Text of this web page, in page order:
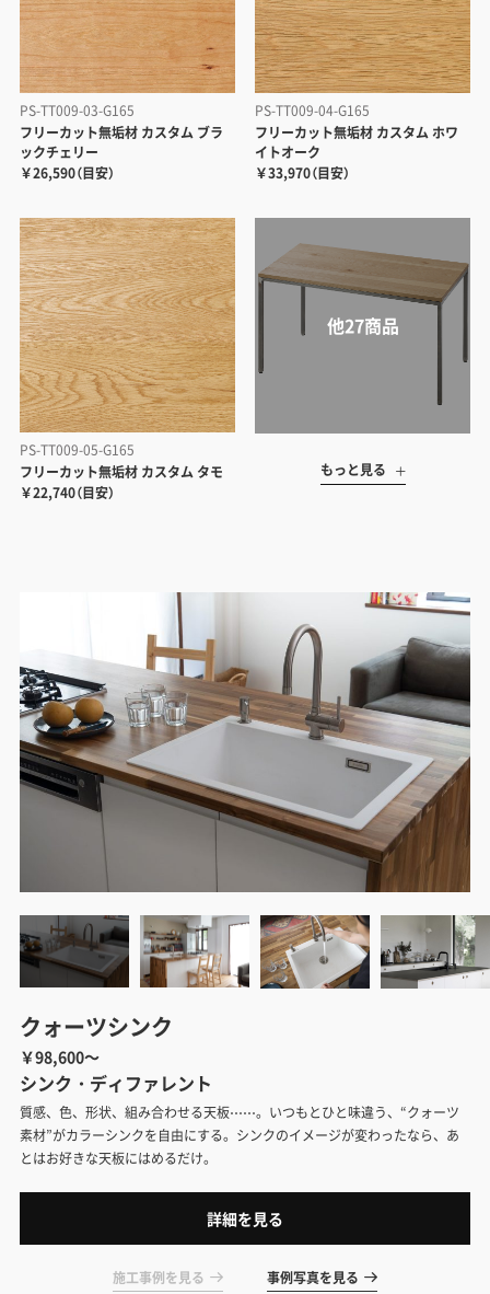
PS-TT009-03-G165
フリーカット無垢材 カスタム ブラ
ックチェリー
￥26,590（目安）
PS-TT009-04-G165
フリーカット無垢材 カスタム ホワ
イトオーク
￥33,970（目安）
PS-TT009-05-G165
フリーカット無垢材 カスタム タモ
￥22,740（目安）
もっと見る
クォーツシンク
￥98,600～
シンク・ディファレント
質感、色、形状、組み合わせる天板⋯⋯。いつもとひと味違う、“クォーツ
素材”がカラーシンクを自由にする。シンクのイメージが変わったなら、あ
とはお好きな天板にはめるだけ。
詳細を見る
施工事例を見る 事例写真を見る